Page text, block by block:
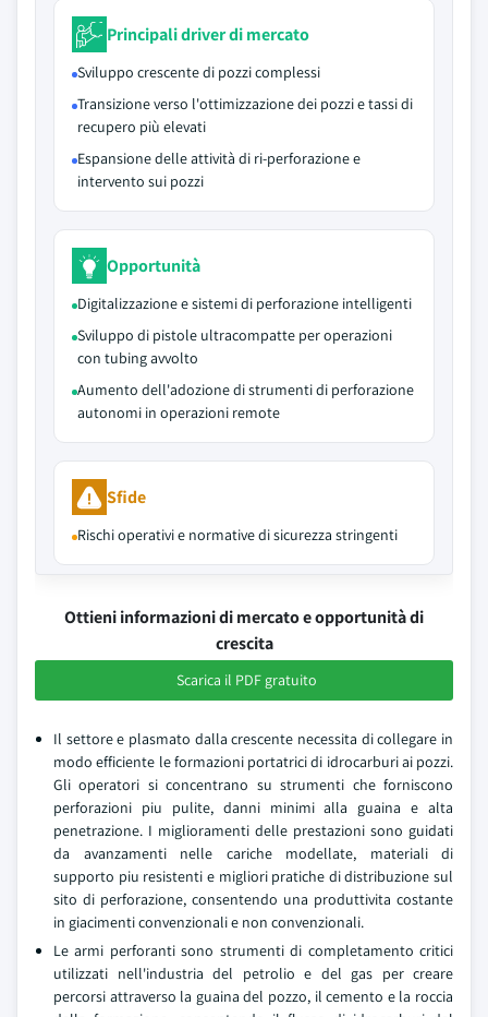
Principali driver di mercato
Sviluppo crescente di pozzi complessi
Transizione verso l'ottimizzazione dei pozzi e tassi di
recupero più elevati
Espansione delle attività di ri-perforazione e
intervento sui pozzi
Opportunità
Digitalizzazione e sistemi di perforazione intelligenti
Sviluppo di pistole ultracompatte per operazioni
con tubing avvolto
Aumento dell'adozione di strumenti di perforazione
autonomi in operazioni remote
Sfide
Rischi operativi e normative di sicurezza stringenti
Ottieni informazioni di mercato e opportunità di
crescita
Scarica il PDF gratuito
Il settore e plasmato dalla crescente necessita di collegare in
modo efficiente le formazioni portatrici di idrocarburi ai pozzi.
Gli operatori si concentrano su strumenti che forniscono
perforazioni piu pulite, danni minimi alla guaina e alta
penetrazione. I miglioramenti delle prestazioni sono guidati
da avanzamenti nelle cariche modellate, materiali di
supporto piu resistenti e migliori pratiche di distribuzione sul
sito di perforazione, consentendo una produttivita costante
in giacimenti convenzionali e non convenzionali.
Le armi perforanti sono strumenti di completamento critici
utilizzati nell'industria del petrolio e del gas per creare
percorsi attraverso la guaina del pozzo, il cemento e la roccia